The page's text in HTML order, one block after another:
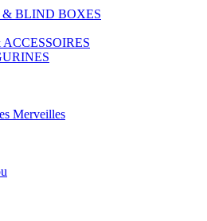
& BLIND BOXES
Merveilles